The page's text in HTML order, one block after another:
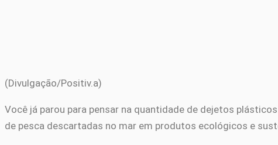
(Divulgação/Positiv.a)
Você já parou para pensar na quantidade de dejetos
de pesca descartadas no mar em produtos ecológicos e